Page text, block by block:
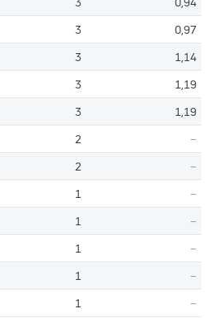
3
0,97
3
1,14
3
1,19
3
1,19
2
–
2
–
1
–
1
–
1
–
1
–
1 –